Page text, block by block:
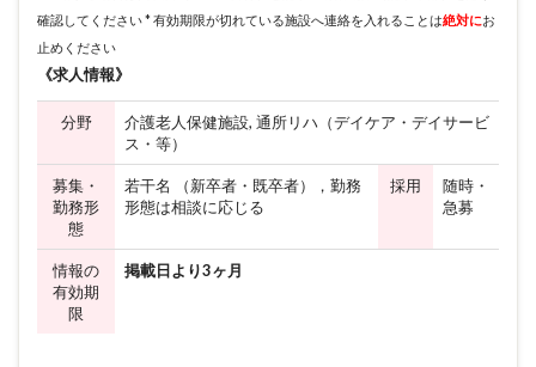
確認してください * 有効期限が切れている施設へ連絡を入れることは絶対にお
止めください
《求人情報》
分野
介護老人保健施設, 通所リハ（デイケア・デイサービ
ス・等）
募集・
勤務形
態
若干名 （新卒者・既卒者），勤務
形態は相談に応じる
採用
随時・
急募
情報の
有効期
限
掲載日より3ヶ月